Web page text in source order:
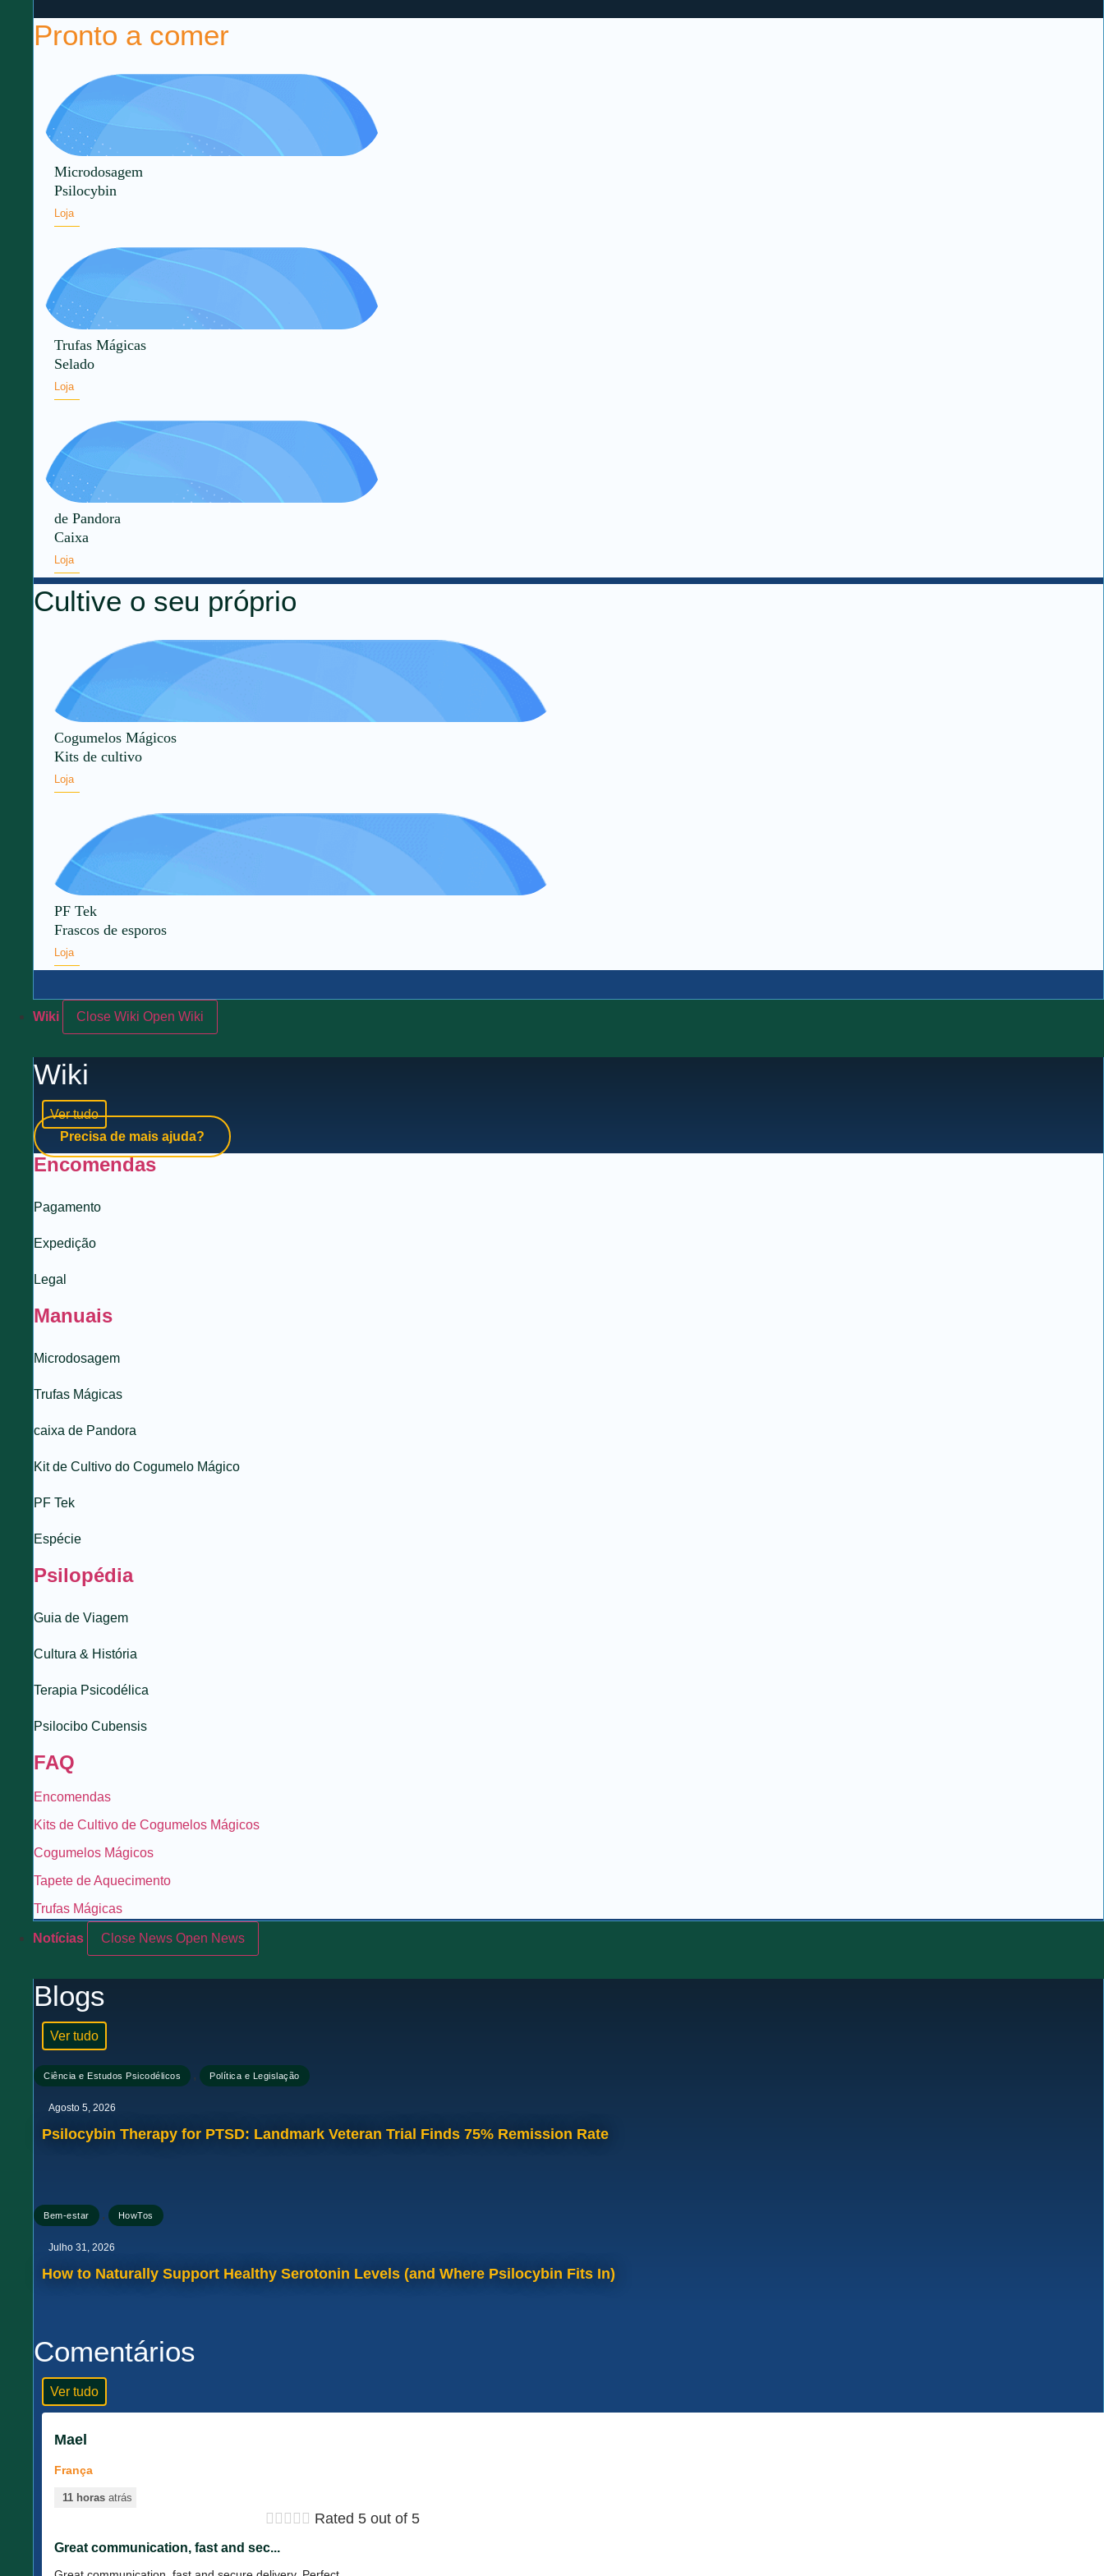
Pronto a comer
Microdosagem
Psilocybin
Loja
Trufas Mágicas
Selado
Loja
de Pandora
Caixa
Loja
Cultive o seu próprio
Cogumelos Mágicos
Kits de cultivo
Loja
PF Tek
Frascos de esporos
Loja
Wiki Close Wiki Open Wiki
Wiki
Ver tudo
Precisa de mais ajuda?
Encomendas
Pagamento
Expedição
Legal
Manuais
Microdosagem
Trufas Mágicas
caixa de Pandora
Kit de Cultivo do Cogumelo Mágico
PF Tek
Espécie
Psilopédia
Guia de Viagem
Cultura & História
Terapia Psicodélica
Psilocibo Cubensis
FAQ
Encomendas
Kits de Cultivo de Cogumelos Mágicos
Cogumelos Mágicos
Tapete de Aquecimento
Trufas Mágicas
Notícias Close News Open News
Blogs
Ver tudo
Ciência e Estudos Psicodélicos , Política e Legislação
Agosto 5, 2026
Psilocybin Therapy for PTSD: Landmark Veteran Trial Finds 75% Remission Rate
Bem-estar , HowTos
Julho 31, 2026
How to Naturally Support Healthy Serotonin Levels (and Where Psilocybin Fits In)
Comentários
Ver tudo
Mael
França
11 horas atrás
     Rated 5 out of 5
Great communication, fast and sec...